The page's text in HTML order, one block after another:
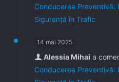
Conducerea Preventivă:
Siguranță în Trafic
14 mai 2025
Alessia Mihai a
Conducerea Preventivă: